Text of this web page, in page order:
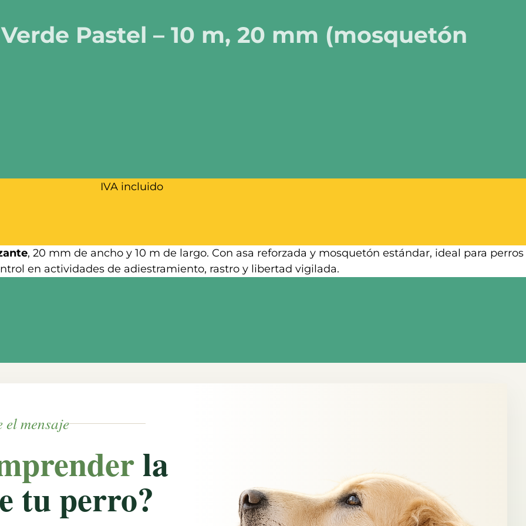
Pastel – 10 m, 20 mm (mosquetón
IVA incluido
, 20 mm de ancho y 10 m de largo. Con asa reforzada y mosquetón estándar, ideal para perros
en actividades de adiestramiento, rastro y libertad vigilada.
el mensaje
la
tu perro?